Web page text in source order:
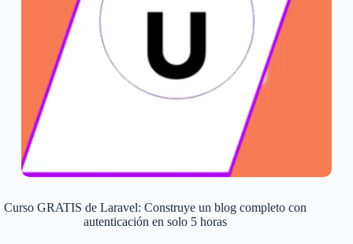
Curso GRATIS de Laravel: Construye un blog completo con
autenticación en solo 5 horas